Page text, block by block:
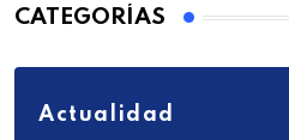
CATEGORÍAS
Actualidad